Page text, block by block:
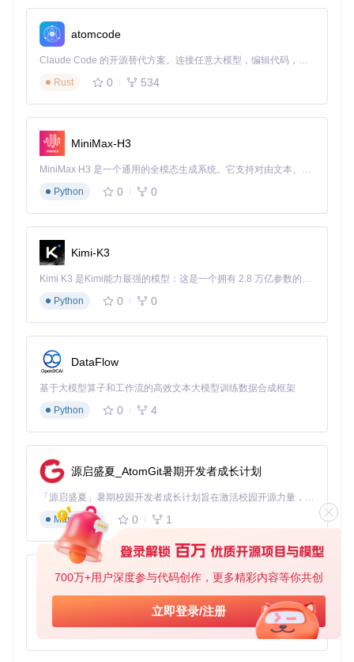
700万+用户深度参与代码创作，更多精彩内容等你共创
立即登录/注册
建存档。
需要以编程方式操作存档，例如提取大量文件时，可以批
量处理并优化性能。
广泛支持
统一接口：不论使用哪个驱动，API保持一致，简化了开
发。
压缩级别调整：创建新存档时，可设定ZIP、gzip和7z的压
缩级别。
CLI工具：内置命令行工具，便于直接操作存档而无需编写
代码。
快速启动
只需简单几步，就可以开始使用
使用Composer安装：composer require wapmorgan/
unified-archive
检查已安装的驱动和可用的存档格式。
安装缺少的驱动，例如PEAR的archive_tar 。
use \wapmorgan\UnifiedArchive\UnifiedArchive
$output_dir
= '/var/www/extracted'
$archive
=
$extracted = $archive -> extract
'Number of extracted files'
UnifiedArchive ，您可以轻松地在任何系统环境中处理
存档文件。无论是开发Web应用，构建脚本，还是日常的工作
流程，这个库都能成为您的得力助手。现在就加入到这个开源
社区，让存档操作变得更加灵活高效！
atomcode
Claude Code 的开源替代方案。连接任意大模型，编辑代码，运行命令，自动验证 — 全自动执行。用 Rust 构建，极致性能。 ｜ An open-source alternative to Claude Code. Connect any LLM, edit code, run commands, and verify changes — autonomously. Built in Rust for speed. Get Started
Rust
0 534
MiniMax-H3
MiniMax H3 是一个通用的全模态生成系统。它支持对由文本、图像、视频和音频组成的多模态上下文进行统一理解，并能生成分辨率高达 2K、时长可达 15 秒的带原生立体声音频的视频。得益于面向任务泛化的系统设计，H3 在预训练阶段就已具备广泛的多模态上下文理解与生成能力，能够出色地执行复杂的多模态指令。
Python
0 0
Kimi-K3
Kimi K3 是Kimi能力最强的模型：这是一个拥有 2.8 万亿参数的混合专家（MoE）模型，具备原生视觉理解能力，并支持 100 万 token 的上下文窗口。
Python
0 0
DataFlow
基于大模型算子和工作流的高效文本大模型训练数据合成框架
Python
0 4
源启盛夏_AtomGit暑期开发者成长计划
「源启盛夏」暑期校园开发者成长计划旨在激活校园开源力量，通过积分激励、认证扶持、资源倾斜等形式，引导高校组织和开发者完成「入驻 — 建项目 — 做贡献 — 获认证 — 得资源」的完整闭环。无论你是想带领社团入驻平台的组织者，还是希望用代码贡献证明自己的开发者，都能在这里找到属于你的成长路径。
Markdown
0 1
py-xiaozhi
基于Python的Xiaozhi AI，适用于想要完整Xiaozhi体验而无需拥有专用硬件的用户。
Python
0 1